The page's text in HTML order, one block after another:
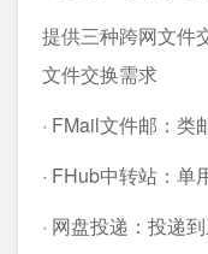
提供三种跨网文件
文件交换需求
· FMail文件邮：类
· FHub中转站：单
· 网盘投递：投递